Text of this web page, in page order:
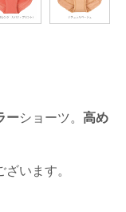
ーショーツ。 高め
います。